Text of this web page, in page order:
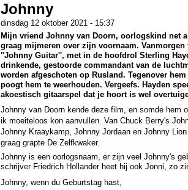
Johnny
dinsdag 12 oktober 2021 - 15:37
Mijn vriend Johnny van Doorn, oorlogskind net
graag mijmeren over zijn voornaam.
''Johnny Guitar'', met in de hoofdrol Sterling
drinkende, gestoorde commandant van de
worden afgeschoten op Rusland. Tegenover
poogt hem te weerhouden. Vergeefs. Hayden
akoestisch gitaarspel dat je hoort is wel
Johnny van Doorn kende deze film, en somde hem
ik moeiteloos kon aanvullen. Van Chuck Berry's
Johnny Kraaykamp, Johnny Jordaan en Johnny
graag grapte De Zelfkwaker.
Johnny is een oorlogsnaam, er zijn veel Johnny's
schrijver Friedrich Hollander heet hij ook Jonni, zo
Johnny, wenn du Geburtstag hast,